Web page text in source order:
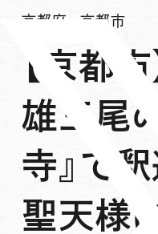
京都府 -京都市
【京都
雄三尾
寺』で
聖天様